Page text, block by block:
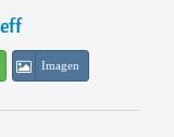
Imagen